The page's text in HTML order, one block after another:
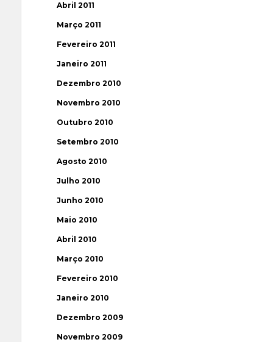
Abril 2011
Março 2011
Fevereiro 2011
Janeiro 2011
Dezembro 2010
Novembro 2010
Outubro 2010
Setembro 2010
Agosto 2010
Julho 2010
Junho 2010
Maio 2010
Abril 2010
Março 2010
Fevereiro 2010
Janeiro 2010
Dezembro 2009
Novembro 2009